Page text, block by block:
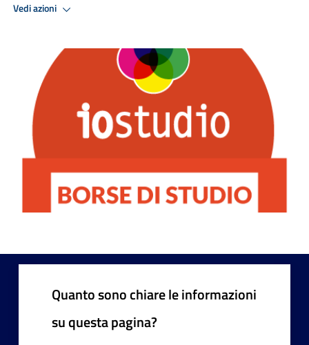
Vedi azioni
Quanto sono chiare le informazioni
su questa pagina?